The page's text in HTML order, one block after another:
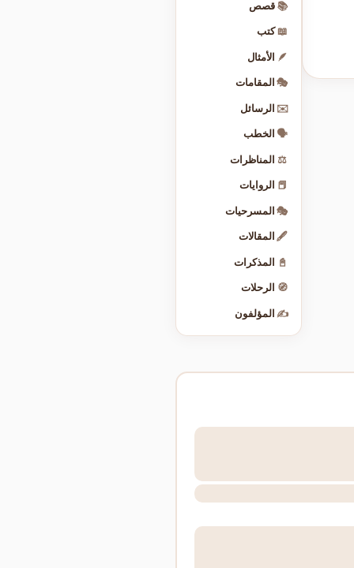
📚 قصص
📖 كتب
🪶 الأمثال
🎭 المقامات
✉️ الرسائل
🗣️ الخطب
⚖️ المناظرات
📕 الروايات
🎭 المسرحيات
🖋️ المقالات
📓 المذكرات
🧭 الرحلات
✍️ المؤلفون